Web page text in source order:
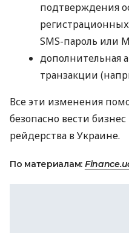
подтверждения
SMS-пароль или
дополнительная
транзакции
Все эти изменения
безопасно вести
рейдерства в Украине.
По материалам: